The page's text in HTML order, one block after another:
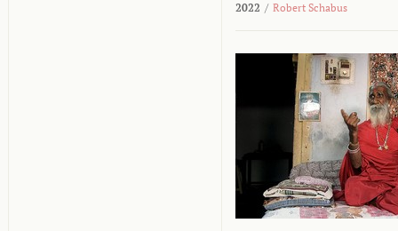
2022 / Robert Schabus